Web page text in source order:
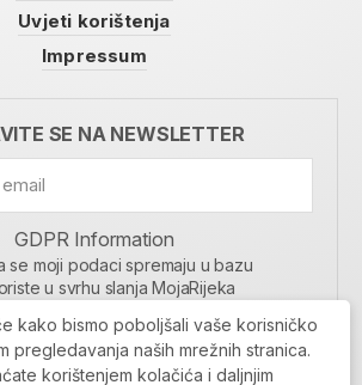
Uvjeti korištenja
Impressum
SE NA NEWSLETTER
GDPR Information
se moji podaci spremaju u bazu
u svrhu slanja MojaRijeka
NEWSLETTER
PRIJAVI SE
kako bismo poboljšali vaše korisničko
pregledavanja naših mrežnih stranica.
korištenjem kolačića i daljnjim